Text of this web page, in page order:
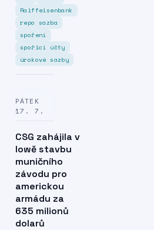
Raiffeisenbank
repo sazba
spoření
spořicí účty
úrokové sazby
PÁTEK
17. 7.
CSG zahájila v
Iowě stavbu
muničního
závodu pro
americkou
armádu za
635 milionů
dolarů